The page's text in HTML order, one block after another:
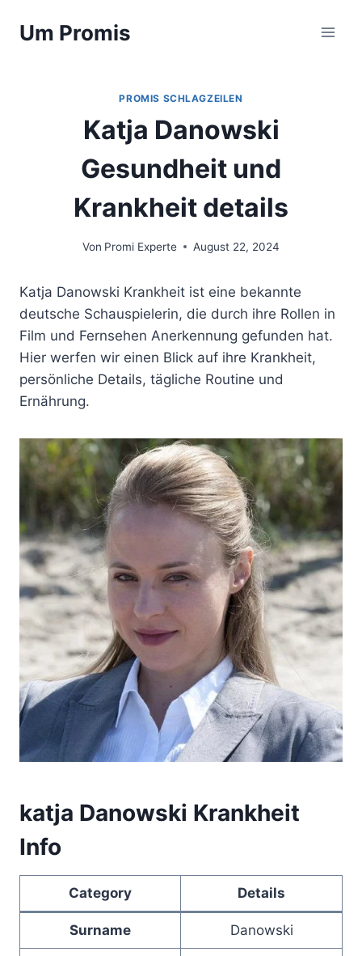
InhaltUm Promis
PROMIS SCHLAGZEILEN
Katja Danowski
Gesundheit und
Krankheit details
Von Promi Experte August 22, 2024
Katja Danowski Krankheit ist eine bekannte
deutsche Schauspielerin, die durch ihre Rollen in
Film und Fernsehen Anerkennung gefunden hat.
Hier werfen wir einen Blick auf ihre Krankheit,
persönliche Details, tägliche Routine und
Ernährung.
katja Danowski Krankheit
Info
Category Details
Surname Danowski